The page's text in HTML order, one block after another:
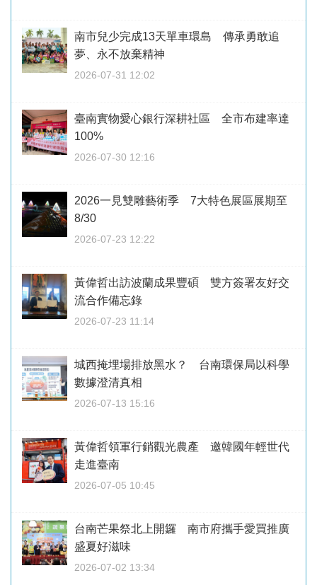
南市兒少完成13天單車環島 傳承勇敢追
夢、永不放棄精神
2026-07-31 12:02
臺南實物愛心銀行深耕社區 全市布建率達
100%
2026-07-30 12:16
2026一見雙雕藝術季 7大特色展區展期至
8/30
2026-07-23 12:22
黃偉哲出訪波蘭成果豐碩 雙方簽署友好交
流合作備忘錄
2026-07-23 11:14
城西掩埋場排放黑水？ 台南環保局以科學
數據澄清真相
2026-07-13 15:16
黃偉哲領軍行銷觀光農產 邀韓國年輕世代
走進臺南
2026-07-05 10:45
台南芒果祭北上開鑼 南市府攜手愛買推廣
盛夏好滋味
2026-07-02 13:34